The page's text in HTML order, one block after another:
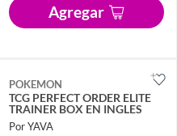
Agregar
POKEMON
TCG PERFECT ORDER ELITE
TRAINER BOX EN INGLES
Por YAVA